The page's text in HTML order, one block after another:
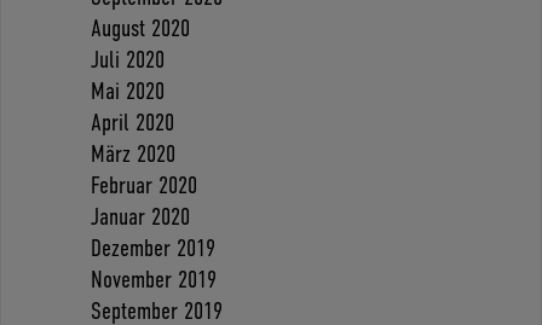
August 2020
Juli 2020
Mai 2020
April 2020
März 2020
Februar 2020
Januar 2020
Dezember 2019
November 2019
September 2019